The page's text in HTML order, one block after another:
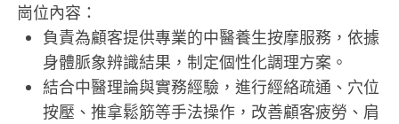
崗位內容：
負責為顧客提供專業的中醫養生按摩服務，依據
身體脈象辨識結果，制定個性化調理方案。
結合中醫理論與實務經驗，進行經絡疏通、穴位
按壓、推拿鬆筋等手法操作，改善顧客疲勞、肩